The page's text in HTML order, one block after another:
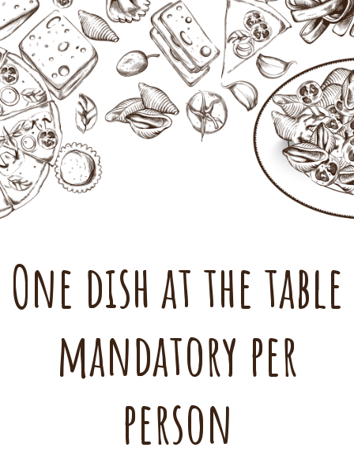
One dish at the table
mandatory per
person